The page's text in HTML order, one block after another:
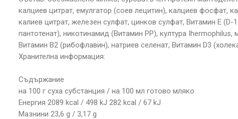
калциев цитрат, емулгатор (соев лецитин), калциев фосфат,
калиев цитрат, железен сулфат, цинков сулфат, Витамин Е
пантотенат), никотинамид (Витамин РР), култура
Витамин В2 (рибофлавин), натриев селенат, Витамин D3
Хранителна информация:
Съдържание
на 100 г суха субстанция / на 100 мл готово мляко
Енергия 2089 kcal / 498 kJ 282 kcal / 67 kJ
Мазнини 23,6 g / 3,17 g